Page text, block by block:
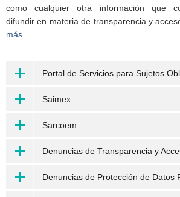
como cualquier otra información que
difundir en materia de transparencia y
más
Portal de Servicios para Sujetos
Saimex
Sarcoem
Denuncias de Transparencia y
Denuncias de Protección de Datos